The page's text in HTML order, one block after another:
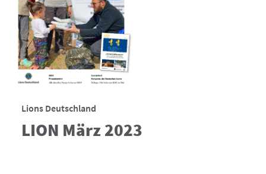
Lions Deutschland
LION März 2023